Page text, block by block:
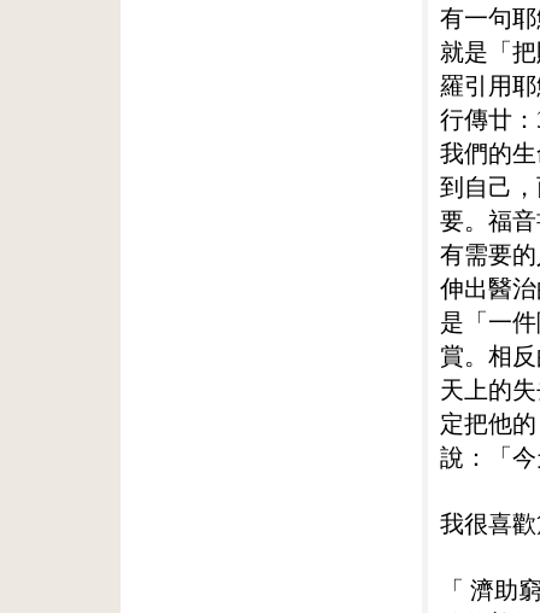
有一句
就是「
羅引用
行傳廿
我們的
到自己
要。福
有需要
伸出醫
是「一
賞。相
天上的
定把他
說：「
我很喜
「 濟助